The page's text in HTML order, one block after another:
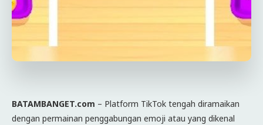
BATAMBANGET.com – Platform TikTok tengah diramaikan
dengan permainan penggabungan emoji atau yang dikenal